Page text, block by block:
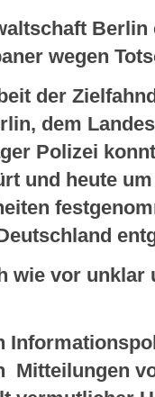
wegen
der
dem
Polizei
und heute
wie vor unklar
Mitteilungen